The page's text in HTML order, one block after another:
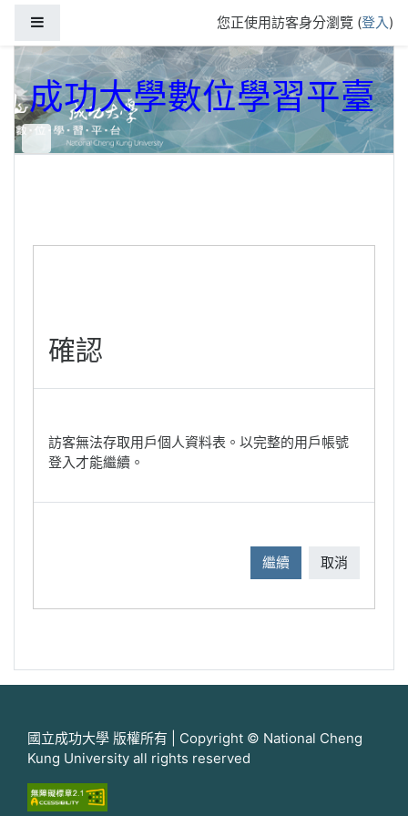
您正使用訪客身分瀏覽 (登入)
成功大學數位學習平臺
確認
訪客無法存取用戶個人資料表。以完整的用戶帳號
登入才能繼續。
繼續 取消
國立成功大學 版權所有 | Copyright © National Cheng
Kung University all rights reserved